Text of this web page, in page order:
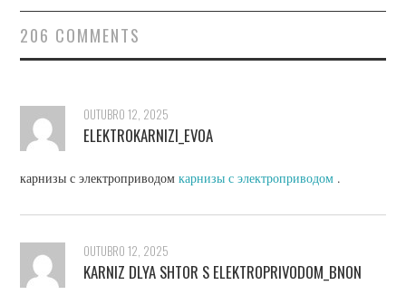
206 COMMENTS
OUTUBRO 12, 2025
ELEKTROKARNIZI_EVOA
карнизы с электроприводомкарнизы с электроприводом .
OUTUBRO 12, 2025
KARNIZ DLYA SHTOR S ELEKTROPRIVODOM_BNON